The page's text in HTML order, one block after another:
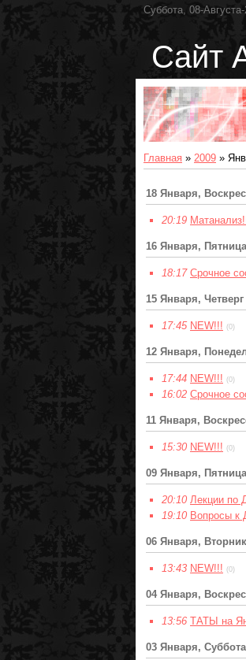
Суббота, 08-
Сайт
Главная » 2009 »
18 Января,
20:19
16 Января, Пятница
18:17 Срочное
15 Января, Четверг
17:45 NEW!!! (0)
12 Января,
17:44 NEW!!! (0)
16:02 Срочное
11 Января,
15:30 NEW!!! (0)
09 Января, Пятница
20:10 Лекции по
19:10 Вопросы
06 Января, Вторник
13:43 NEW!!! (0)
04 Января,
13:56 ТАТЫ на
03 Января, Суббота